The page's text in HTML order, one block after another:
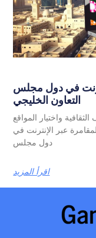
في دول مجلس
التعاون الخليجي
واختيار المواقع
عبر الإنترنت في
دول مجلس
اقرأ المزيد